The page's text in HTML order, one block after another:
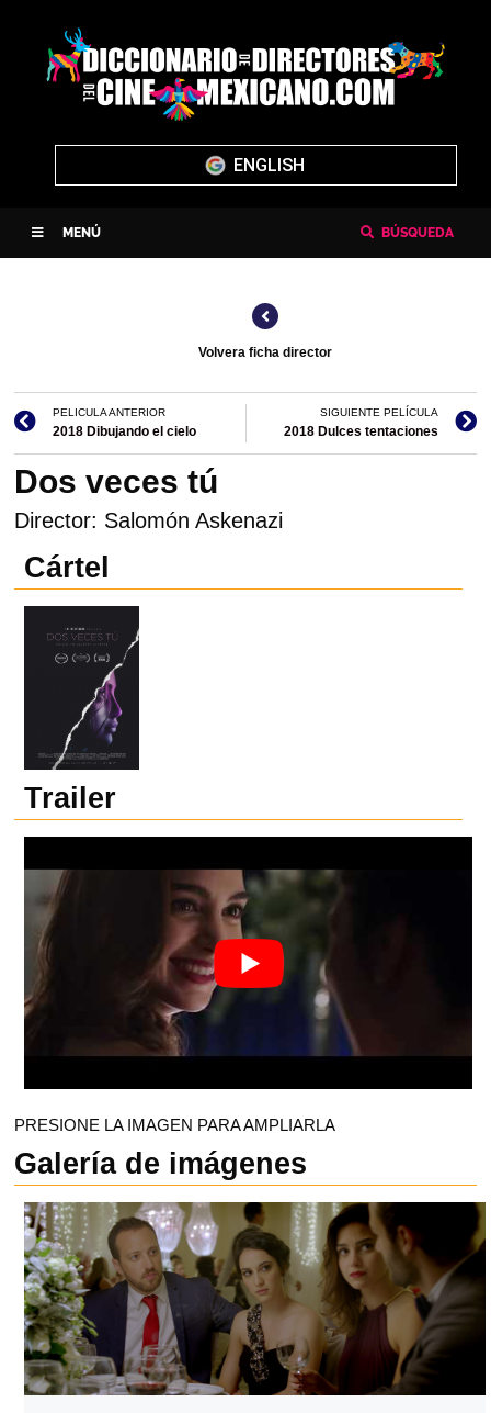
ENGLISH
MENÚ BÚSQUEDA
Volvera ficha director
PELICULA ANTERIOR
2018 Dibujando el cielo
SIGUIENTE PELÍCULA
2018 Dulces tentaciones
Dos veces tú
Director: Salomón Askenazi
Cártel
Trailer
PRESIONE LA IMAGEN PARA AMPLIARLA
Galería de imágenes